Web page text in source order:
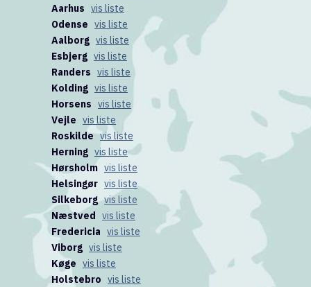
Aarhus vis liste
Odense vis liste
Aalborg vis liste
Esbjerg vis liste
Randers vis liste
Kolding vis liste
Horsens vis liste
Vejle vis liste
Roskilde vis liste
Herning vis liste
Hørsholm vis liste
Helsingør vis liste
Silkeborg vis liste
Næstved vis liste
Fredericia vis liste
Viborg vis liste
Køge vis liste
Holstebro vis liste